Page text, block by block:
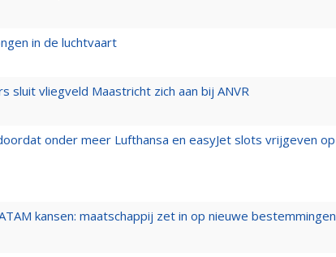
in de luchtvaart
sluit vliegveld Maastricht zich aan bij ANVR
onder meer Lufthansa en easyJet slots vrijgeven op
kansen: maatschappij zet in op nieuwe bestemmingen